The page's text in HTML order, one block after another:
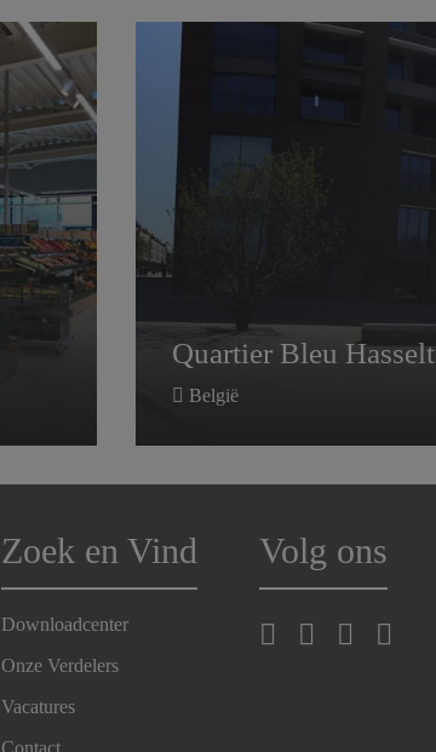
Quartier Bleu Hasselt
België
Quartier Bleu Hasselt
Zoek en Vind
Downloadcenter
Onze Verdelers
Vacatures
Volg ons